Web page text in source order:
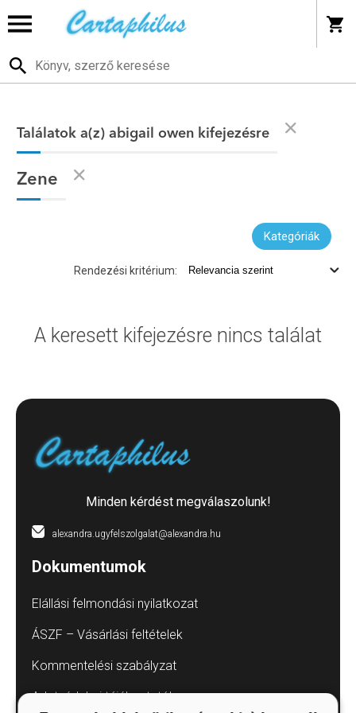
Találatok a(z) abigail owen kifejezésre
Zene
Kategóriák
Rendezési kritérium:
A keresett kifejezésre nincs találat
Minden kérdést megválaszolunk!
alexandra.ugyfelszolgalat@alexandra.hu
Dokumentumok
Elállási felmondási nyilatkozat
ÁSZF – Vásárlási feltételek
Kommentelési szabályzat
Adatvédelmi tájékoztatók